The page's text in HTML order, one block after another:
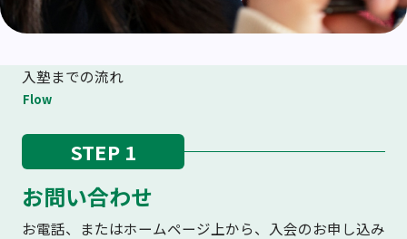
入塾までの流れ
Flow
STEP 1
お問い合わせ
お電話、またはホームページ上から、入会のお申し込み